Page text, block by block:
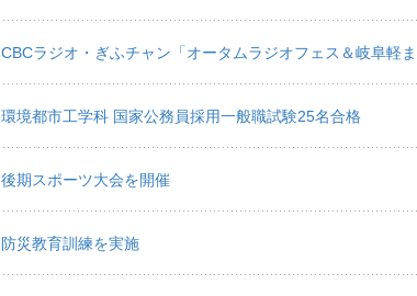
CBCラジオ・ぎふチャン「オータムラジオフェス＆岐阜軽
環境都市工学科 国家公務員採用一般職試験25名合格
後期スポーツ大会を開催
防災教育訓練を実施